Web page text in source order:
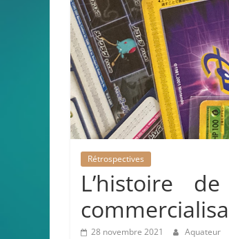
Rétrospectives
L’histoire
28 novembre 2021 Aquateur